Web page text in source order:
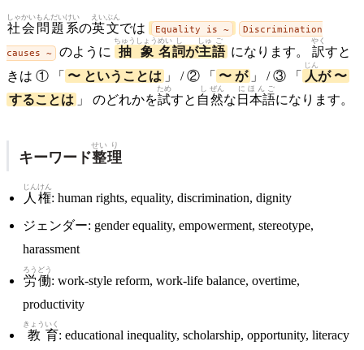
社
しゃ
会
かい
問
もん
題
だい
系
けい
の英文
えいぶん
では Equality is ~ Discrimination
causes ~ のように 抽
ちゅう
象
しょう
名
めい
詞
し
が主
しゅ
語
ご
になります。 訳
やく
すと
きは ① 「 〜 ということは 」 / ② 「 〜 が 」 / ③ 「 人
じん
が 〜
することは 」 のどれかを試
ため
すと 自
し
然
ぜん
な 日本語
にほんご
になります。
キーワード整
せい
理
り
人
じん
権
けん
: human rights, equality, discrimination, dignity
ジェンダー: gender equality, empowerment, stereotype,
harassment
労
ろう
働
どう
: work-style reform, work-life balance, overtime,
productivity
教
きょう
育
いく
: educational inequality, scholarship, opportunity, literacy